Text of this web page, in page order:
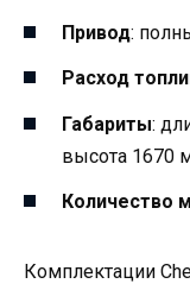
Привод:
Расход
Габариты:
высота 1670
Количество
Комплектации